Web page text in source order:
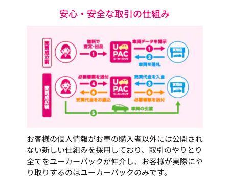
安心・安全な取引の仕組み
お客様の個人情報がお車の購入者以外には公開され
ない新しい仕組みを採用しており、取引のやりとり
全てをユーカーパックが仲介し、お客様が実際にや
り取りするのはユーカーパックのみです。